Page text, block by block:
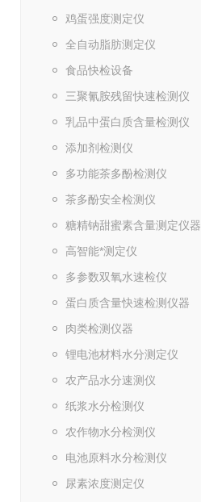
鸡蛋强度测定仪
全自动脂肪测定仪
食品快检设备
三聚氰胺残留快速检测仪
乳品中蛋白质含量检测仪
添加剂检测仪
多功能茶多酚检测仪
茶多酚安全检测仪
糖精钠甜蜜素含量测定仪器
高智能*测定仪
多参数双氧水速检仪
蛋白质含量快速检测仪器
肉类检测仪器
锂电池材料水分测定仪
农产品水分速测仪
纸浆水分检测仪
农作物水分检测仪
电池原料水分检测仪
尿素浓度测定仪